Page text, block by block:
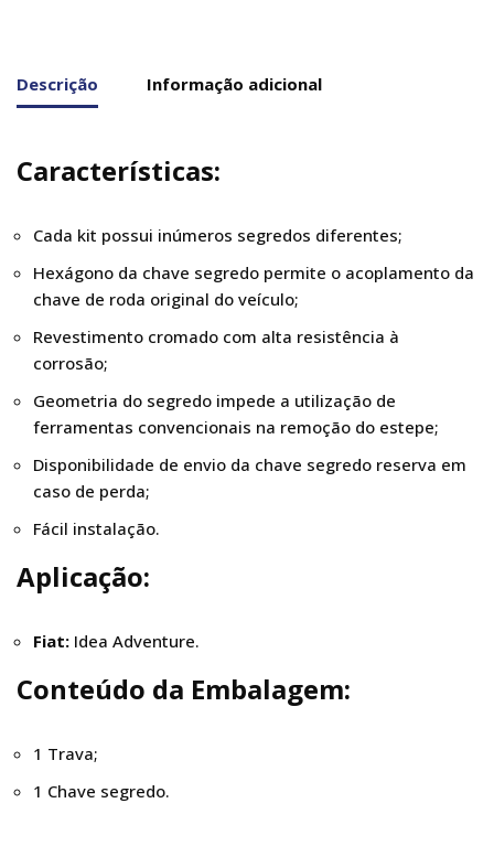
Descrição Informação adicional
Características:
Cada kit possui inúmeros segredos diferentes;
Hexágono da chave segredo permite o acoplamento da
chave de roda original do veículo;
Revestimento cromado com alta resistência à
corrosão;
Geometria do segredo impede a utilização de
ferramentas convencionais na remoção do estepe;
Disponibilidade de envio da chave segredo reserva em
caso de perda;
Fácil instalação.
Aplicação:
Fiat: Idea Adventure.
Conteúdo da Embalagem:
1 Trava;
1 Chave segredo.